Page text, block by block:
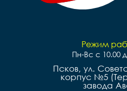
Режим
Пн-Вс с 10.00
Псков, ул.
корпус №5
завода